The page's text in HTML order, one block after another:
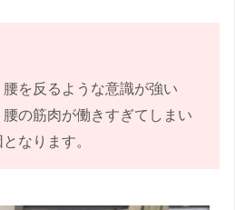
を反るような意識が強い
の筋肉が働きすぎてしまい
なります。